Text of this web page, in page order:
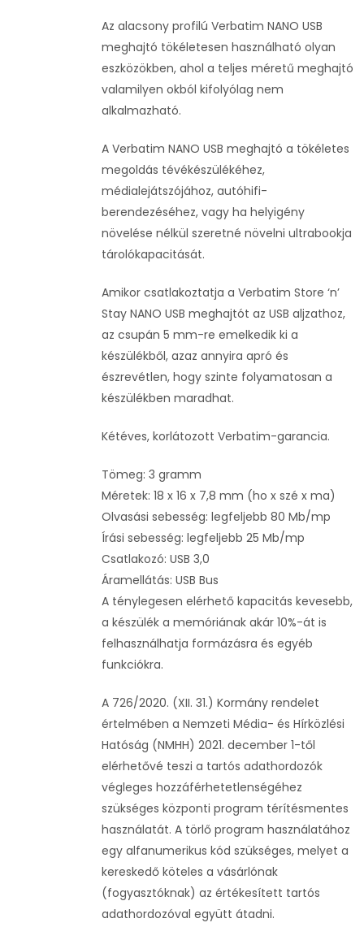
Az alacsony profilú Verbatim NANO USB
meghajtó tökéletesen használható olyan
eszközökben, ahol a teljes méretű meghajtó
valamilyen okból kifolyólag nem
alkalmazható.
A Verbatim NANO USB meghajtó a tökéletes
megoldás tévékészülékéhez,
médialejátszójához, autóhifi-
berendezéséhez, vagy ha helyigény
növelése nélkül szeretné növelni ultrabookja
tárolókapacitását.
Amikor csatlakoztatja a Verbatim Store ‘n’
Stay NANO USB meghajtót az USB aljzathoz,
az csupán 5 mm-re emelkedik ki a
készülékből, azaz annyira apró és
észrevétlen, hogy szinte folyamatosan a
készülékben maradhat.
Kétéves, korlátozott Verbatim-garancia.
Tömeg: 3 gramm
Méretek: 18 x 16 x 7,8 mm (ho x szé x ma)
Olvasási sebesség: legfeljebb 80 Mb/mp
Írási sebesség: legfeljebb 25 Mb/mp
Csatlakozó: USB 3,0
Áramellátás: USB Bus
A ténylegesen elérhető kapacitás kevesebb,
a készülék a memóriának akár 10%-át is
felhasználhatja formázásra és egyéb
funkciókra.
A 726/2020. (XII. 31.) Kormány rendelet
értelmében a Nemzeti Média- és Hírközlési
Hatóság (NMHH) 2021. december 1-től
elérhetővé teszi a tartós adathordozók
végleges hozzáférhetetlenségéhez
szükséges központi program térítésmentes
használatát. A törlő program használatához
egy alfanumerikus kód szükséges, melyet a
kereskedő köteles a vásárlónak
(fogyasztóknak) az értékesített tartós
adathordozóval együtt átadni.